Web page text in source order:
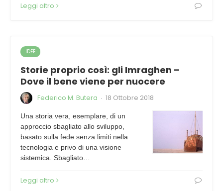
Leggi altro
IDEE
Storie proprio così: gli Imraghen –
Dove il bene viene per nuocere
Federico M. Butera · 18 Ottobre 2018
Una storia vera, esemplare, di un
approccio sbagliato allo sviluppo,
basato sulla fede senza limiti nella
tecnologia e privo di una visione
sistemica. Sbagliato…
Leggi altro